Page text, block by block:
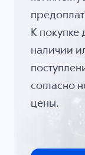
К покупке
наличии
согласно
цены.